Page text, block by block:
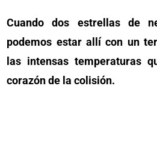
Cuando dos estrellas de
podemos estar allí con un
las intensas temperaturas
corazón de la colisión.